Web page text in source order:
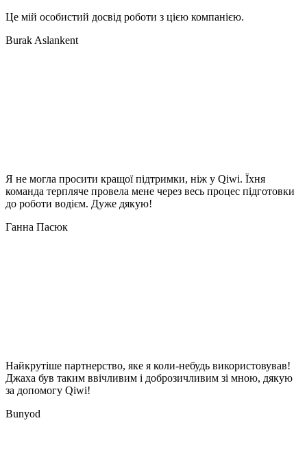
Це мій особистий досвід роботи з цією компанією.
Burak Aslankent
Я не могла просити кращої підтримки, ніж у Qiwi. Їхня
команда терпляче провела мене через весь процес підготовки
до роботи водієм. Дуже дякую!
Ганна Пасюк
Найкрутіше партнерство, яке я коли-небудь використовував!
Джаха був таким ввічливим і доброзичливим зі мною, дякую
за допомогу Qiwi!
Bunyod